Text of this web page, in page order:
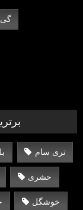
گی
تری سام
حشری
خوشگل